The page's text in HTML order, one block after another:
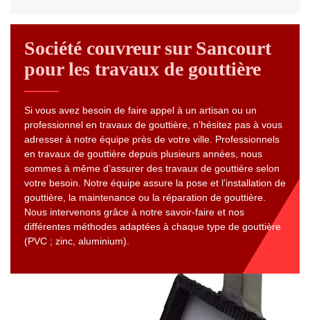
Société couvreur sur Sancourt
pour les travaux de gouttière
Si vous avez besoin de faire appel à un artisan ou un
professionnel en travaux de gouttière, n’hésitez pas à vous
adresser à notre équipe près de votre ville. Professionnels
en travaux de gouttière depuis plusieurs années, nous
sommes à même d’assurer des travaux de gouttière selon
votre besoin. Notre équipe assure la pose et l’installation de
gouttière, la maintenance ou la réparation de gouttière.
Nous intervenons grâce à notre savoir-faire et nos
différentes méthodes adaptées à chaque type de gouttière
(PVC ; zinc, aluminium).